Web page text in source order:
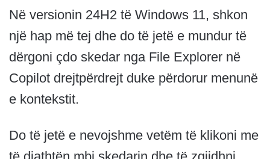
Në versionin 24H2 të Windows 11, shkon
një hap më tej dhe do të jetë e mundur të
dërgoni çdo skedar nga File Explorer në
Copilot drejtpërdrejt duke përdorur menunë
e kontekstit.
Do të jetë e nevojshme vetëm të klikoni me